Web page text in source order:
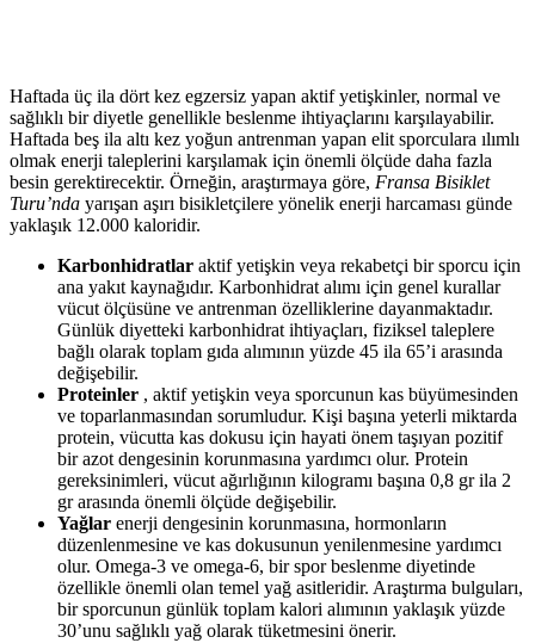
Haftada üç ila dört kez egzersiz yapan aktif yetişkinler, normal ve
sağlıklı bir diyetle genellikle beslenme ihtiyaçlarını karşılayabilir.
Haftada beş ila altı kez yoğun antrenman yapan elit sporculara ılımlı
olmak enerji taleplerini karşılamak için önemli ölçüde daha fazla
besin gerektirecektir. Örneğin, araştırmaya göre, Fransa Bisiklet
Turu’nda yarışan aşırı bisikletçilere yönelik enerji harcaması günde
yaklaşık 12.000 kaloridir.
Karbonhidratlar aktif yetişkin veya rekabetçi bir sporcu için
ana yakıt kaynağıdır. Karbonhidrat alımı için genel kurallar
vücut ölçüsüne ve antrenman özelliklerine dayanmaktadır.
Günlük diyetteki karbonhidrat ihtiyaçları, fiziksel taleplere
bağlı olarak toplam gıda alımının yüzde 45 ila 65’i arasında
değişebilir.
Proteinler , aktif yetişkin veya sporcunun kas büyümesinden
ve toparlanmasından sorumludur. Kişi başına yeterli miktarda
protein, vücutta kas dokusu için hayati önem taşıyan pozitif
bir azot dengesinin korunmasına yardımcı olur. Protein
gereksinimleri, vücut ağırlığının kilogramı başına 0,8 gr ila 2
gr arasında önemli ölçüde değişebilir.
Yağlar enerji dengesinin korunmasına, hormonların
düzenlenmesine ve kas dokusunun yenilenmesine yardımcı
olur. Omega-3 ve omega-6, bir spor beslenme diyetinde
özellikle önemli olan temel yağ asitleridir. Araştırma bulguları,
bir sporcunun günlük toplam kalori alımının yaklaşık yüzde
30’unu sağlıklı yağ olarak tüketmesini önerir.